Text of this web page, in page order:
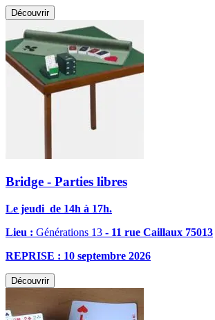
Découvrir
Bridge - Parties libres
Le jeudi de 14h à 17h.
Lieu : Générations 13 - 11 rue Caillaux 75013
REPRISE : 10 septembre 2026
Découvrir